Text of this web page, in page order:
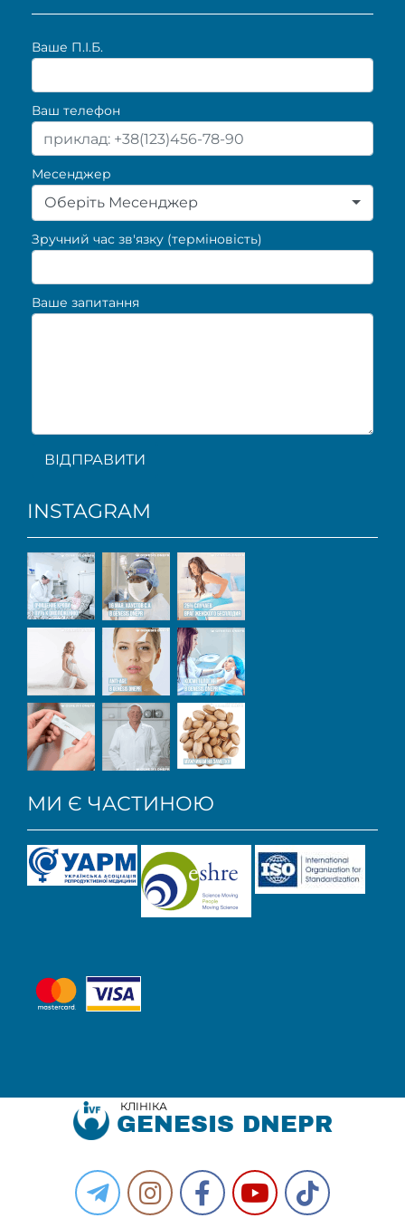
Ваше П.I.Б.
Ваш телефон
Месенджер
Оберіть Месенджер
Зручний час зв'язку (терміновість)
Ваше запитання
ВІДПРАВИТИ
INSTAGRAM
МИ Є ЧАСТИНОЮ
КЛІНІКА
GENESIS DNEPR